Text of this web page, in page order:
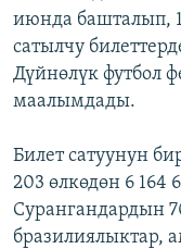
ДАНИСТЕ
ЭЖЕ-СИҢДИЛЕР
АЗАТТЫК+
ОНЛАЙН ШЕРИНЕ
ЭЕ/АРнун
июнда башталып,
сатылчу
Дүйнөлүк футбол
маалымдады.
Билет сатуунун
203 өлкөдөн 6 164
Сурангандардын
бразилиялыктар,